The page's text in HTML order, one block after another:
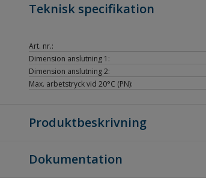
Teknisk specifikation
Art. nr.:
Dimension anslutning 1:
Dimension anslutning 2:
Max. arbetstryck vid 20°C (PN):
Produktbeskrivning
Dokumentation